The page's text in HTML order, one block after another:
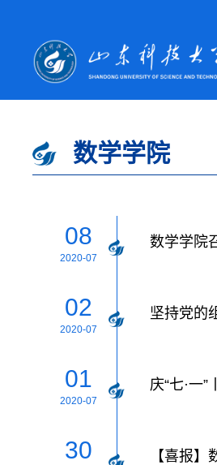
数学学院
08
2020-07
数学学院
02
2020-07
坚持党的
01
2020-07
庆“七·一
30
【喜报